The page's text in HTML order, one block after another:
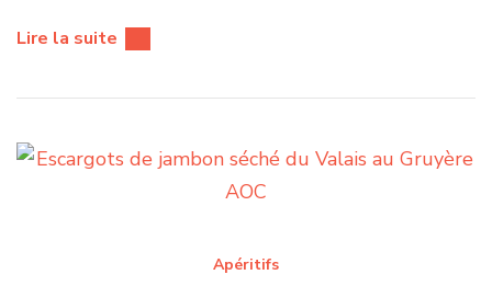
Lire la suite
Apéritifs